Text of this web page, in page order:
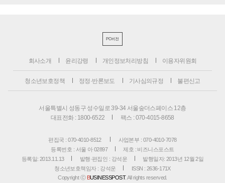
PC버전
회사소개 윤리강령 개인정보처리방침 이용자위원회
청소년보호정책 정정·반론보도 기사심의규정 불편신고
서울특별시 성동구 성수일로 39-34 서울숲더스페이스 12층
대표전화 : 1800-6522
팩스 : 070-4015-8658
편집국 : 070-4010-8512
사업본부 : 070-4010-7078
등록번호 : 서울 아 02897
제호 : 비즈니스포스트
등록일: 2013.11.13
발행·편집인 : 강석운
발행일자: 2013년 12월 2일
청소년보호책임자 : 강석운
ISSN : 2636-171X
Copyright ⓒ BUSINESSPOST. All rights reserved.